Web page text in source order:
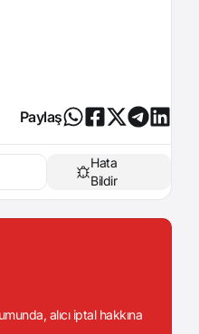
Paylaş
Hata
Bildir
alıcı iptal hakkına